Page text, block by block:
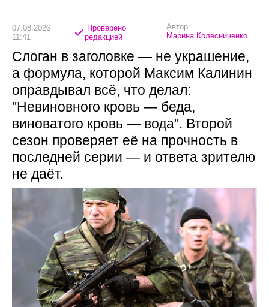
07.08.2026
11:41
Проверено
редакцией
Автор:
Марина Колесниченко
Слоган в заголовке — не украшение,
а формула, которой Максим Калинин
оправдывал всё, что делал:
"Невиновного кровь — беда,
виноватого кровь — вода". Второй
сезон проверяет её на прочность в
последней серии — и ответа зрителю
не даёт.